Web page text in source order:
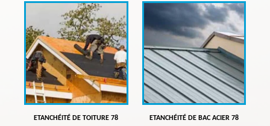
ETANCHÉITÉ DE TOITURE 78 ETANCHÉITÉ DE BAC ACIER 78